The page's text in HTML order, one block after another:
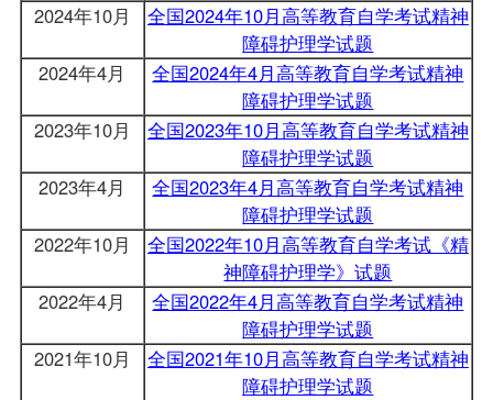
2024年10月
全国2024年10月高等教育自学考试精神
障碍护理学试题
2024年4月
全国2024年4月高等教育自学考试精神
障碍护理学试题
2023年10月
全国2023年10月高等教育自学考试精神
障碍护理学试题
2023年4月
全国2023年4月高等教育自学考试精神
障碍护理学试题
2022年10月
全国2022年10月高等教育自学考试《精
神障碍护理学》试题
2022年4月
全国2022年4月高等教育自学考试精神
障碍护理学试题
2021年10月
全国2021年10月高等教育自学考试精神
障碍护理学试题